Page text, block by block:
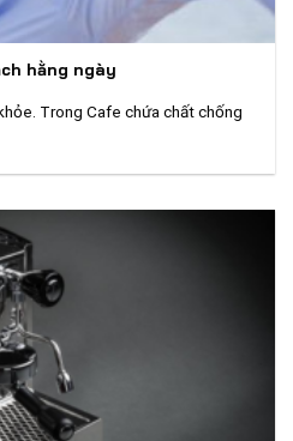
hằng ngày
Trong Cafe chứa chất chống